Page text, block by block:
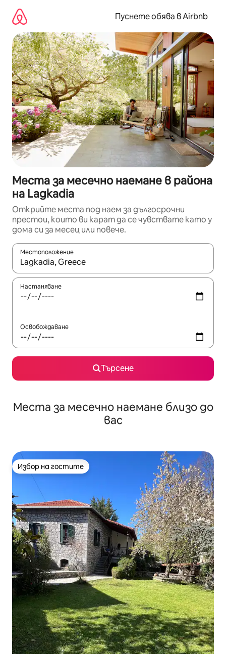
съдържанието
Пуснете обява в Airbnb
Места за месечно наемане в района
на Lagkadia
Открийте места под наем за дългосрочни
престои, които ви карат да се чувствате като у
дома си за месец или повече.
Местоположение
Когато резултатите се покажат, използвайте
Настаняване
Освобождаване
Търсене
Места за месечно наемане близо до
вас
Избор на гостите
Избор на гостите